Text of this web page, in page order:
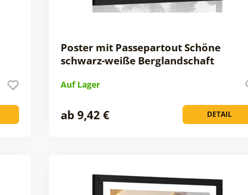
Poster mit Passepartout Schöne
schwarz-weiße Berglandschaft
Auf Lager
DETAIL
ab 9,42 €